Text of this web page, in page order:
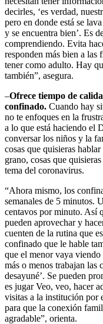
decirles, ‘es verdad,
pero en donde está se
y se encuentra bien’. Es
comprendiendo. Evita
responden más bien a las
tener como adulto. Hay
también”, asegura.
–Ofrece tiempo de
confinado. Cuando hay
no te enfoques en la
a lo que está haciendo el
conversar los niños y la
cosas que quisieras
grano, cosas que
tema del coronavirus.
“Ahora mismo, los
semanales de 5 minutos.
centavos por minuto. Así
pueden aprovechar y
cuenten de la rutina que
confinado que le hable
que el menor vaya viendo
más o menos trabajan las
desayuné’. Se pueden
es jugar Veo, veo, hacer
visitas a la institución por
para que la conexión
agradable”, orienta.